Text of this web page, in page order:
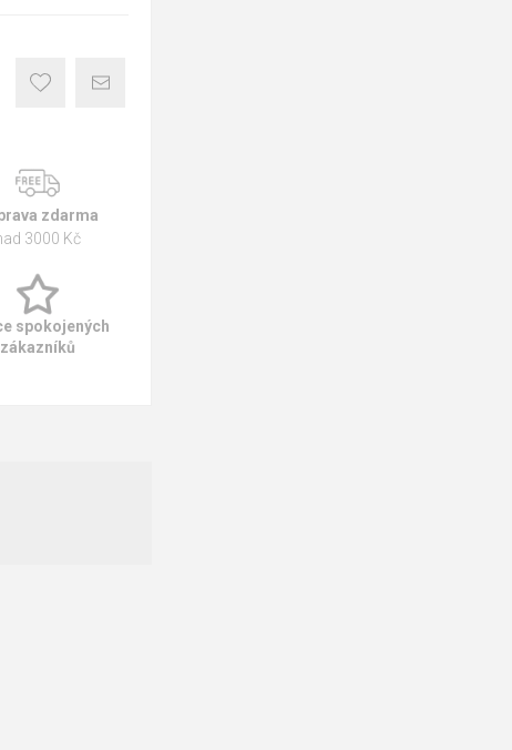
zdarma
3000 Kč
spokojených
zákazníků